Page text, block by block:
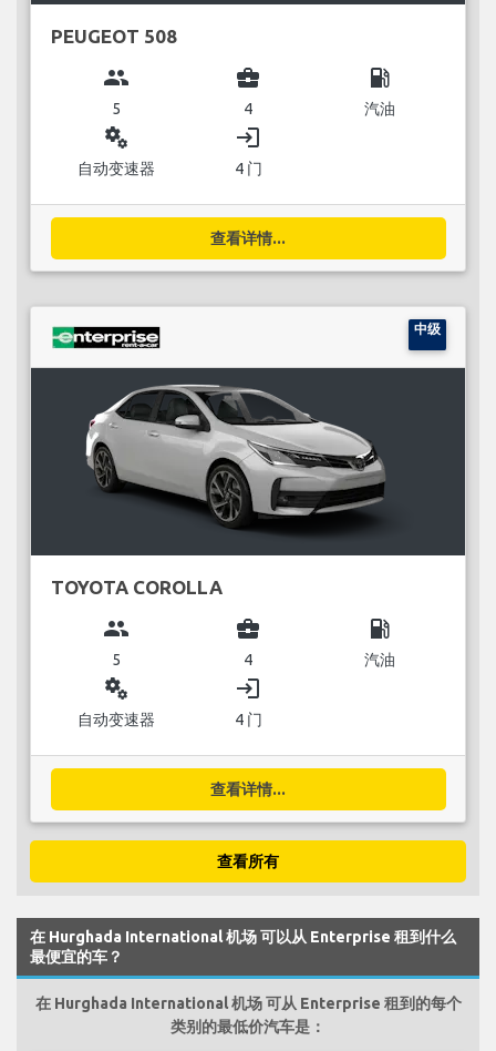
PEUGEOT 508
group
5
business_center
4
local_gas_station
汽油
miscellaneous_services
自动变速器
login
4 门
查看详情...
中级
TOYOTA COROLLA
group
5
business_center
4
local_gas_station
汽油
miscellaneous_services
自动变速器
login
4 门
查看详情...
查看所有
在 Hurghada International 机场 可以从 Enterprise 租到什么
最便宜的车？
在 Hurghada International 机场 可从 Enterprise 租到的每个
类别的最低价汽车是：